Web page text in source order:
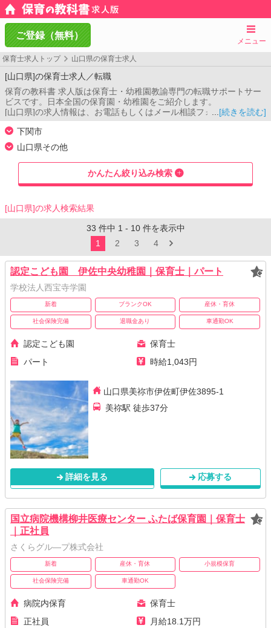
ご登録（無料）
メニュー
保育士求人トップ 山口県の保育士求人
[山口県]の保育士求人／転職
保育の教科書 求人版は保育士・幼稚園教諭専門の転職サポートサー
ビスです。日本全国の保育園・幼稚園をご紹介します。
[山口県]の求人情報は、お電話もしくはメール相談フォームよりお問
い合わせください。コンサルタントがご希望条件をお伺いし、あな
たのご希望に合った保育園をご紹介します。
[続きを読む]
下関市
下関市
山口県その他
宇部市
山口市 萩市 防府市 下松市 岩国市
光市
美祢市 周南市
山陽小野田市
熊毛郡田布施町
熊毛郡平生町
かんたん絞り込み検索
[山口県]の求人検索結果
33 件中 1 - 10件を表示中
1
2 3 4
認定こども園 伊佐中央幼稚園｜保育士｜パート
学校法人西宝寺学園
新着 ブランクOK 産休・育休
社会保険完備 退職金あり 車通勤OK
認定こども園
保育士
パート
時給1,043円
山口県美祢市伊佐町伊佐3895-1
美祢駅 徒歩37分
詳細を見る 応募する
国立病院機構柳井医療センター ふたば保育園｜保育士
｜正社員
さくらグル―プ株式会社
新着 産休・育休 小規模保育
社会保険完備 車通勤OK
病院内保育
保育士
正社員
月給18.1万円